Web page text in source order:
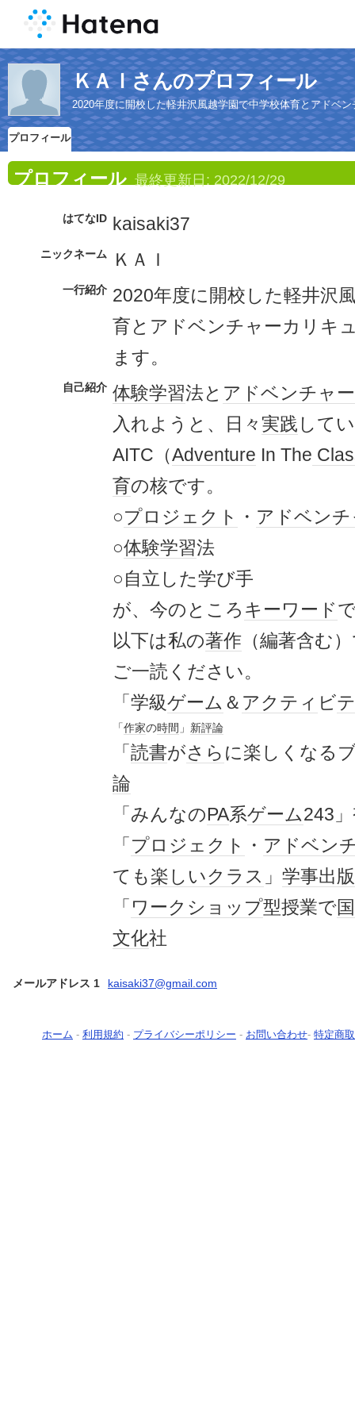
ＫＡＩさんのプロフィール
2020年度に開校した軽井沢風越学園で中学校体育とアドベ
プロフィール
プロフィール 最終更新日: 2022/12/29
はてなID kaisaki37
ニックネーム ＫＡＩ
一行紹介 2020年度に開校した軽井沢
育とアドベンチャーカリキ
ます。
自己紹介 体験学習法と アドベンチャー
入れようと、日々 実践 して
AITC（Adventure In The
育の核です。
○プロジェクト ・ アドベン
○体験学習法
○自立した学び手
が、今のところ キーワード
以下は私の著作 （編著含む
ご一読ください。
「学級ゲーム ＆ アクティ ビ
「作家の時間 」 新評論
「 読書がさら に楽しくなる
論
「みんなのPA系ゲーム243
「 プロジェクト ・ アドベン
ても楽しいクラス 」 学事出版
「 ワークショップ型授業で
文化社
メールアドレス 1 kaisaki37@gmail.com
ホーム - 利用規約 - プライバシーポリシー - お問い合わせ- 特定商